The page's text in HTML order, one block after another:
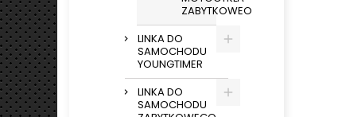
ZABYTKOWEO
LINKA DO
SAMOCHODU
YOUNGTIMER
LINKA DO
SAMOCHODU